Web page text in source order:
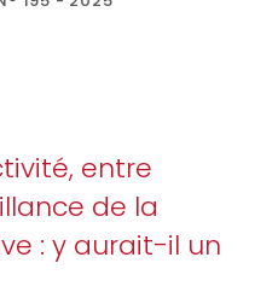
entre
de la
: y aurait-il un